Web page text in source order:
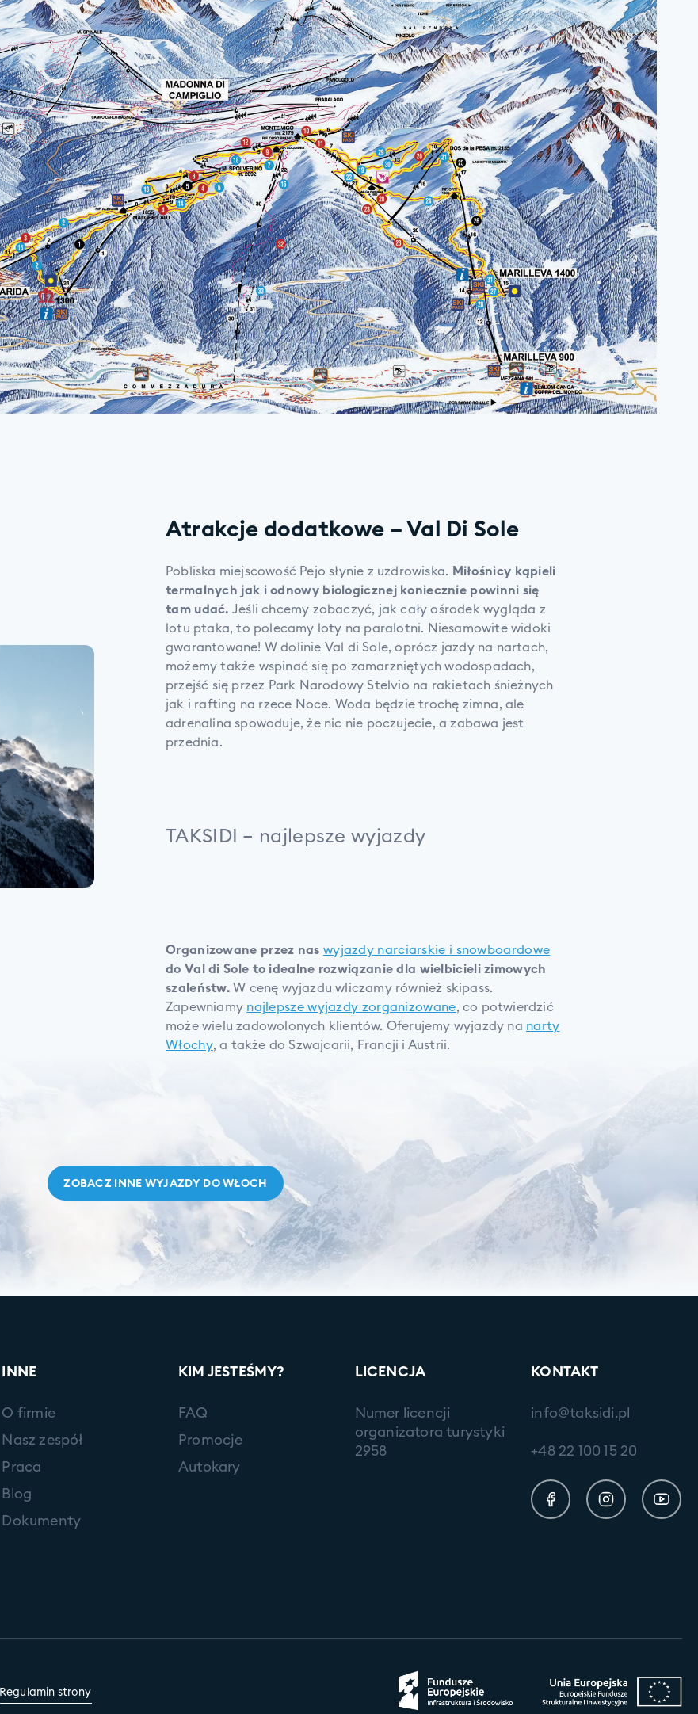
Atrakcje dodatkowe – Val Di Sole
Pobliska miejscowość Pejo słynie z uzdrowiska. Miłośnicy kąpieli
termalnych jak i odnowy biologicznej koniecznie powinni się
tam udać. Jeśli chcemy zobaczyć, jak cały ośrodek wygląda z
lotu ptaka, to polecamy loty na paralotni. Niesamowite widoki
gwarantowane! W dolinie Val di Sole, oprócz jazdy na nartach,
możemy także wspinać się po zamarzniętych wodospadach,
przejść się przez Park Narodowy Stelvio na rakietach śnieżnych
jak i rafting na rzece Noce. Woda będzie trochę zimna, ale
adrenalina spowoduje, że nic nie poczujecie, a zabawa jest
przednia.
TAKSIDI – najlepsze wyjazdy
Organizowane przez nas wyjazdy narciarskie i snowboardowe
do Val di Sole to idealne rozwiązanie dla wielbicieli zimowych
szaleństw. W cenę wyjazdu wliczamy również skipass.
Zapewniamy najlepsze wyjazdy zorganizowane, co potwierdzić
może wielu zadowolonych klientów. Oferujemy wyjazdy na narty
Włochy, a także do Szwajcarii, Francji i Austrii.
ZOBACZ INNE WYJAZDY DOWŁOCH
INNE
O firmie
Nasz zespół
Praca
Blog
Dokumenty
KIM JESTEŚMY?
FAQ
Promocje
Autokary
LICENCJA
Numer licencji
organizatora turystyki
2958
KONTAKT
info@taksidi.pl
+48 22 100 15 20
Regulamin strony